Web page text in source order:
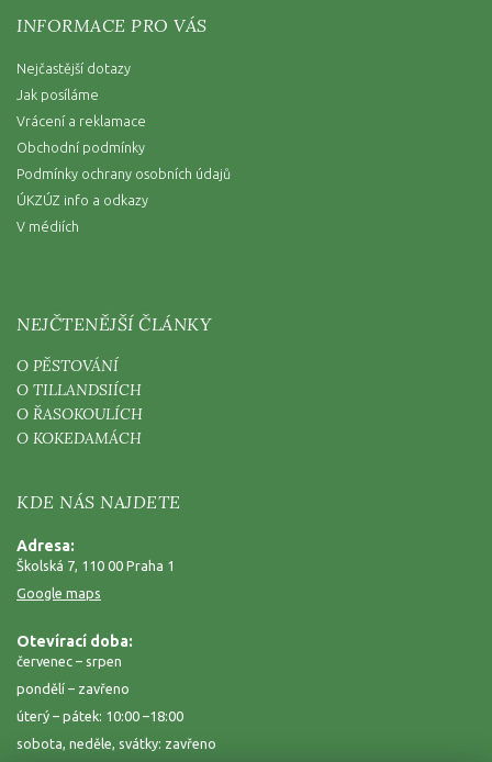
INFORMACE PRO VÁS
Nejčastější dotazy
Jak posíláme
Vrácení a reklamace
Obchodní podmínky
Podmínky ochrany osobních údajů
ÚKZÚZ info a odkazy
V médiích
NEJČTENĚJŠÍ ČLÁNKY
O PĚSTOVÁNÍ
O TILLANDSIÍCH
O ŘASOKOULÍCH
O KOKEDAMÁCH
KDE NÁS NAJDETE
Adresa:
Školská 7, 110 00 Praha 1
Google maps
Otevírací doba:
červenec – srpen
pondělí – zavřeno
úterý – pátek: 10:00 –18:00
sobota, neděle, svátky: zavřeno